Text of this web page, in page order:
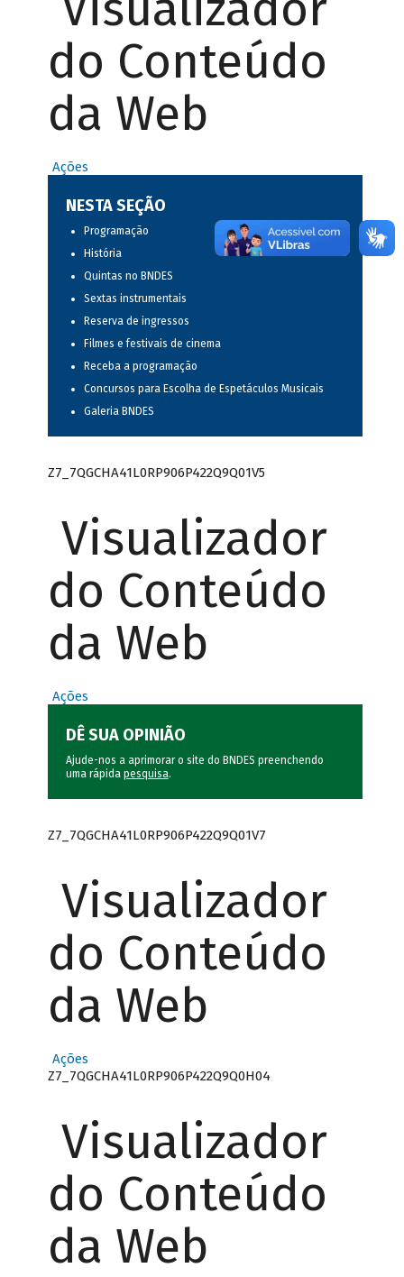
do Conteúdo
da Web
Ações
NESTA SEÇÃO
Programação
História
Quintas no BNDES
Sextas instrumentais
Reserva de ingressos
Filmes e festivais de cinema
Receba a programação
Concursos para Escolha de Espetáculos Musicais
Galeria BNDES
Z7_7QGCHA41L0RP906P422Q9Q01V5
Visualizador
do Conteúdo
da Web
Ações
DÊ SUA OPINIÃO
Ajude-nos a aprimorar o site do BNDES preenchendo
uma rápida pesquisa.
Z7_7QGCHA41L0RP906P422Q9Q01V7
Visualizador
do Conteúdo
da Web
Ações
Z7_7QGCHA41L0RP906P422Q9Q0H04
Visualizador
do Conteúdo
da Web